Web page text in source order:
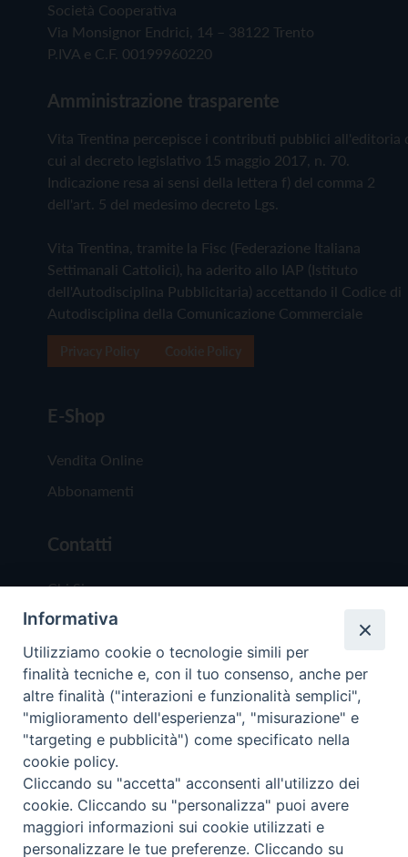
Società Cooperativa
Via Monsignor Endrici, 14 – 38122 Trento
P.IVA e C.F. 00199960220
Amministrazione trasparente
Vita Trentina percepisce i contributi pubblici all'editoria
cui al decreto legislativo 15 maggio 2017, n. 70.
Indicazione resa ai sensi della lettera f) del comma 2
dell'art. 5 del medesimo decreto Lgs.
Vita Trentina, tramite la Fisc (Federazione Italiana
Settimanali Cattolici), ha aderito allo IAP (Istituto
dell'Autodisciplina Pubblicitaria) accettando il Codice di
Autodisciplina della Comunicazione Commerciale
E-Shop
Vendita Online
Abbonamenti
Contatti
Chi Siamo
Redazione
Scrivici
Copyright © 2019 - Tutti i diritti riservati - Vita
Trentina Editrice
Privacy Policy
Informativa
Utilizziamo cookie o tecnologie simili per
finalità tecniche e, con il tuo consenso, anche per
altre finalità ("interazioni e funzionalità semplici",
"miglioramento dell'esperienza", "misurazione" e
"targeting e pubblicità") come specificato nella
cookie policy.
Cliccando su "accetta" acconsenti all'utilizzo dei
cookie. Cliccando su "personalizza" puoi avere
maggiori informazioni sui cookie utilizzati e
personalizzare le tue preferenze. Cliccando su